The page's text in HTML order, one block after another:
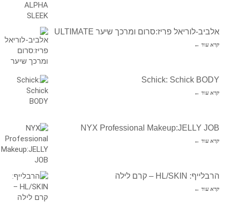
אלביב-לוריאל פריז:סרום ומרכך שיער ULTIMATE
קרא עוד ←
Schick: Schick BODY
קרא עוד ←
NYX Professional Makeup:JELLY JOB
קרא עוד ←
הרבלייף: HL/SKIN – קרם לילה
קרא עוד ←